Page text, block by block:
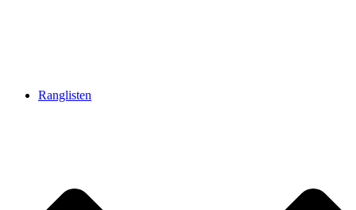
Ranglisten